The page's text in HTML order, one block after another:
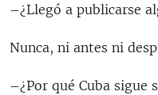
–¿Llegó a publicarse
Nunca, ni antes ni
–¿Por qué Cuba sigue